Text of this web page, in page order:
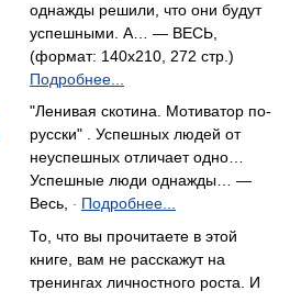
однажды решили, что они будут
успешными. А… — ВЕСЬ,
(формат: 140x210, 272 стр.)
Подробнее...
"Ленивая скотина. Мотиватор по-
русски" . Успешных людей от
неуспешных отличает одно…
Успешные люди однажды… —
Весь,
- Подробнее...
То, что вы прочитаете в этой
книге, вам не расскажут на
тренингах личностного роста. И